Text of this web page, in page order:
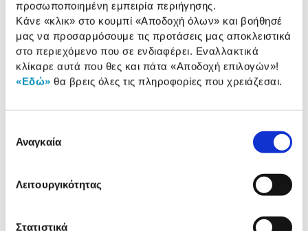
προσωποποιημένη εμπειρία περιήγησης.
Κάνε «κλικ» στο κουμπί «Αποδοχή όλων» και βοήθησέ
μας να προσαρμόσουμε τις προτάσεις μας αποκλειστικά
στο περιεχόμενο που σε ενδιαφέρει. Εναλλακτικά
κλίκαρε αυτά που θες και πάτα «Αποδοχή επιλογών»!
«Εδώ» θα βρεις όλες τις πληροφορίες που χρειάζεσαι.
συγκατάθεσης
Αναγκαία
Λειτουργικότητας
Στατιστικά
προϊόντος
Αξιολογήσεις
Αξιολογήσεις